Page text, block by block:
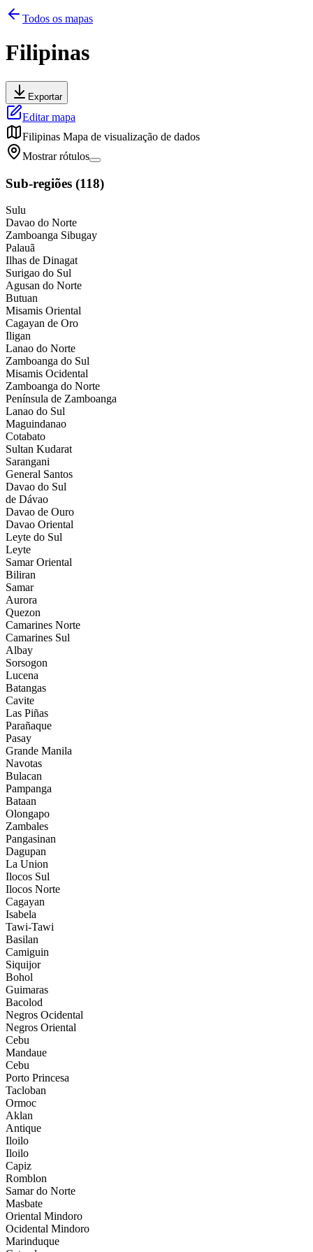
Todos os mapas
Filipinas
Exportar
Editar mapa
Filipinas Mapa de visualização de dados
Mostrar rótulos
Sub-regiões (118)
Sulu
Davao do Norte
Zamboanga Sibugay
Palauã
Ilhas de Dinagat
Surigao do Sul
Agusan do Norte
Butuan
Misamis Oriental
Cagayan de Oro
Iligan
Lanao do Norte
Zamboanga do Sul
Misamis Ocidental
Zamboanga do Norte
Península de Zamboanga
Lanao do Sul
Maguindanao
Cotabato
Sultan Kudarat
Sarangani
General Santos
Davao do Sul
de Dávao
Davao de Ouro
Davao Oriental
Leyte do Sul
Leyte
Samar Oriental
Biliran
Samar
Aurora
Quezon
Camarines Norte
Camarines Sul
Albay
Sorsogon
Lucena
Batangas
Cavite
Las Piñas
Parañaque
Pasay
Grande Manila
Navotas
Bulacan
Pampanga
Bataan
Olongapo
Zambales
Pangasinan
Dagupan
La Union
Ilocos Sul
Ilocos Norte
Cagayan
Isabela
Tawi-Tawi
Basilan
Camiguin
Siquijor
Bohol
Guimaras
Bacolod
Negros Ocidental
Negros Oriental
Cebu
Mandaue
Cebu
Porto Princesa
Tacloban
Ormoc
Aklan
Antique
Iloilo
Iloilo
Capiz
Romblon
Samar do Norte
Masbate
Oriental Mindoro
Ocidental Mindoro
Marinduque